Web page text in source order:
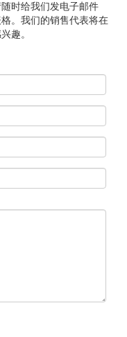
时给我们发电子邮件
。我们的销售代表将在
趣。